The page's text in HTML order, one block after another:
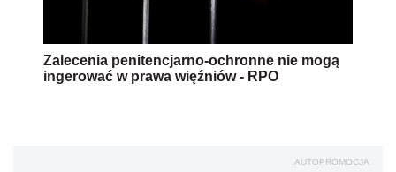
Zalecenia penitencjarno-ochronne nie mogą
ingerować w prawa więźniów - RPO
AUTOPROMOCJA